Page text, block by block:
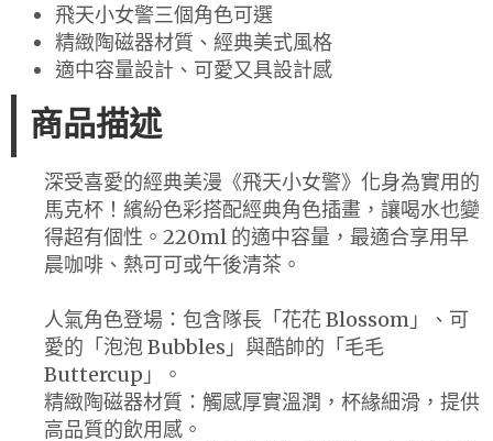
飛天小女警三個角色可選
精緻陶磁器材質、經典美式風格
適中容量設計、可愛又具設計感
商品描述
深受喜愛的經典美漫《飛天小女警》化身為實用的
馬克杯！繽紛色彩搭配經典角色插畫，讓喝水也變
得超有個性。220ml 的適中容量，最適合享用早
晨咖啡、熱可可或午後清茶。
人氣角色登場：包含隊長「花花 Blossom」、可
愛的「泡泡 Bubbles」與酷帥的「毛毛
Buttercup」。
精緻陶磁器材質：觸感厚實溫潤，杯緣細滑，提供
高品質的飲用感。